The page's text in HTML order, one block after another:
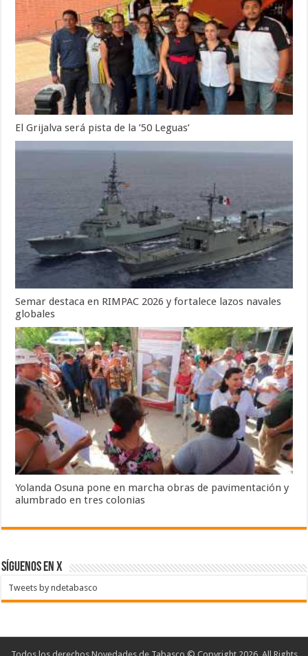
El Grijalva será pista de la ’50 Leguas’
Semar destaca en RIMPAC 2026 y fortalece lazos navales
globales
Yolanda Osuna pone en marcha obras de pavimentación y
alumbrado en tres colonias
SÍGUENOS EN X
Tweets by ndetabasco